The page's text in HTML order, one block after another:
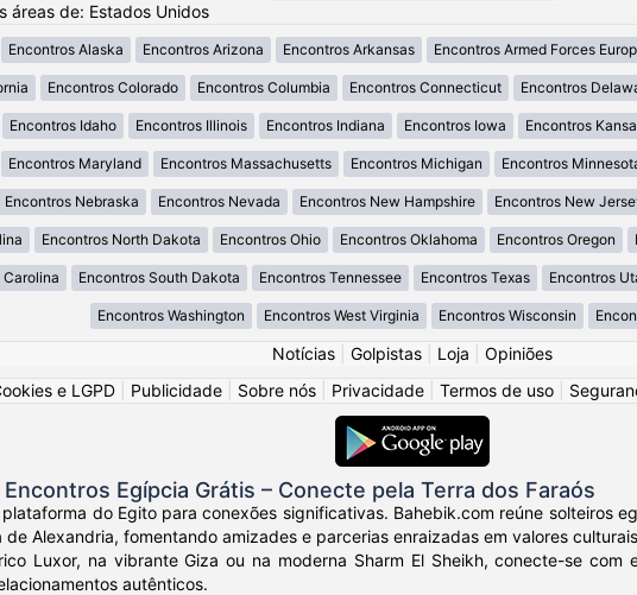
áreas de: Estados Unidos
Encontros Alaska Encontros Arizona Encontros Arkansas Encontros Armed Forces
Encontros Colorado Encontros Columbia Encontros Connecticut Encontros
Encontros Idaho Encontros Illinois Encontros Indiana Encontros Iowa Encontros
Encontros Maryland Encontros Massachusetts Encontros Michigan Encontros
Encontros Nebraska Encontros Nevada Encontros New Hampshire Encontros New
Encontros North Dakota Encontros Ohio Encontros Oklahoma Encontros Oregon
Carolina Encontros South Dakota Encontros Tennessee Encontros Texas Encontros
Encontros Washington Encontros West Virginia Encontros Wisconsin
Notícias Golpistas Loja
Opiniões
e LGPD
Publicidade Sobre nós Privacidade Termos de uso
Egípcia Grátis – Conecte pela Terra dos Faraós
do Egito para conexões significativas. Bahebik.com reúne solteiros
Alexandria, fomentando amizades e parcerias enraizadas em valores
Luxor, na vibrante Giza ou na moderna Sharm El Sheikh, conecte-se
autênticos.